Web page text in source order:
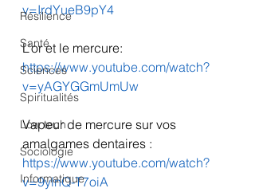
Résilience
Santé
Sciences
Spiritualités
Low tech
Sociologie
Informatique
v=IrdYueB9pY4
L’or et le mercure:
https://www.youtube.com/watch?
v=yAGYGGmUmUw
Vapeur de mercure sur vos
amalgames dentaires :
https://www.youtube.com/watch?
v=9ylnQ-T7oiA